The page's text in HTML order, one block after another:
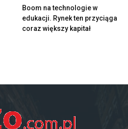
Boom na technologie w
edukacji. Rynek ten przyciąga
coraz większy kapitał